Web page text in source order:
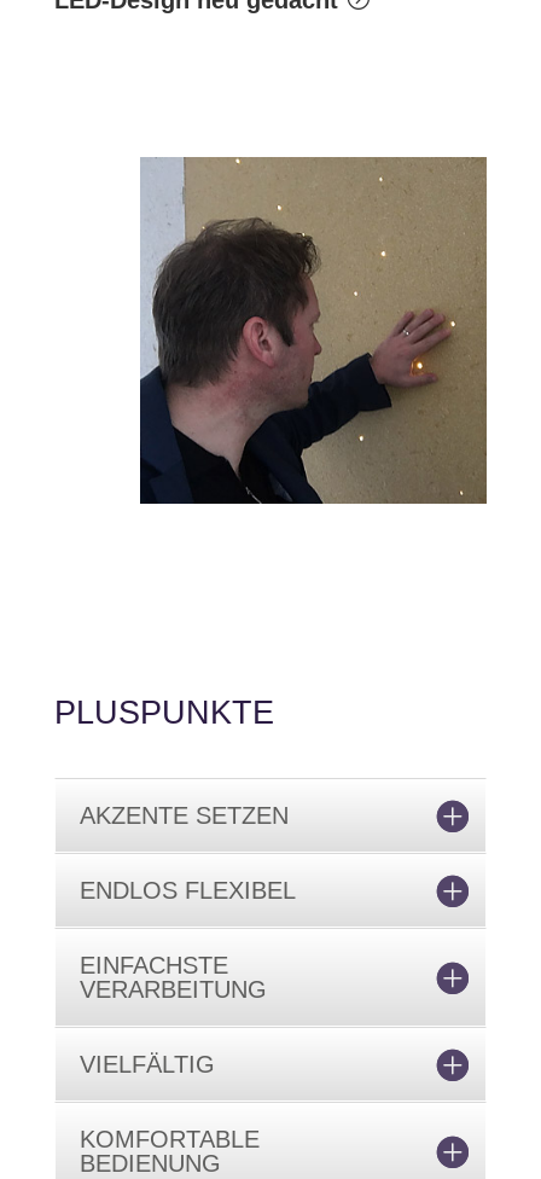
PLUSPUNKTE
AKZENTE SETZEN
ENDLOS FLEXIBEL
EINFACHSTE
VERARBEITUNG
VIELFÄLTIG
KOMFORTABLE
BEDIENUNG